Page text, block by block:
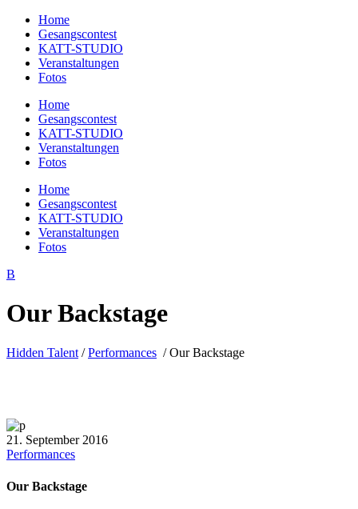
Home
Gesangscontest
KATT-STUDIO
Veranstaltungen
Fotos
Home
Gesangscontest
KATT-STUDIO
Veranstaltungen
Fotos
Home
Gesangscontest
KATT-STUDIO
Veranstaltungen
Fotos
Our Backstage
Hidden Talent /Performances /Our Backstage
21. September 2016
Performances
Our Backstage